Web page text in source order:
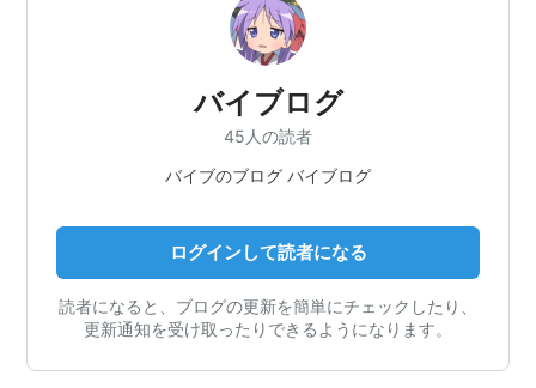
バイブログ
45人の読者
バイブのブログ バイブログ
ログインして読者になる
読者になると、ブログの更新を簡単にチェックしたり、
更新通知を受け取ったりできるようになります。